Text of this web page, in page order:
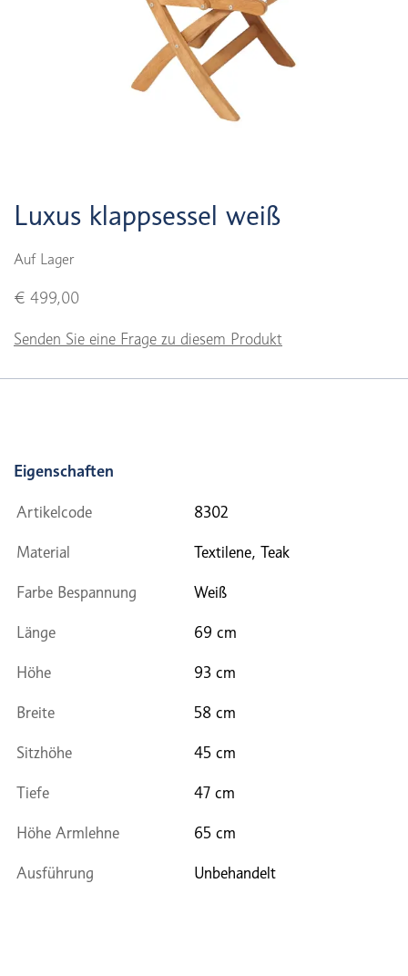
Luxus klappsessel weiß
Auf Lager
€ 499,00
Senden Sie eine Frage zu diesem Produkt
Eigenschaften
Artikelcode 8302
Material Textilene, Teak
Farbe Bespannung Weiß
Länge 69 cm
Höhe 93 cm
Breite 58 cm
Sitzhöhe 45 cm
Tiefe 47 cm
Höhe Armlehne 65 cm
Ausführung Unbehandelt